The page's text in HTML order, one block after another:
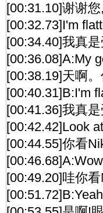
[00:31.10]谢谢
[00:32.73]I'm
[00:34.40]我真
[00:36.08]A:My
[00:38.19]天啊
[00:40.31]B:I'm
[00:41.36]我真
[00:42.42]Look
[00:44.55]你看
[00:49.20]哇你